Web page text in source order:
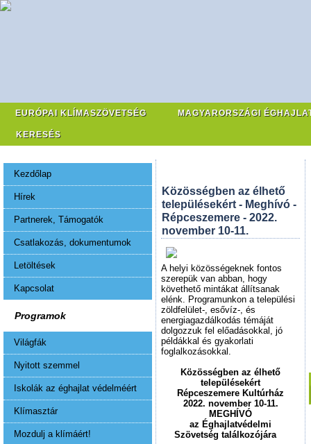
EURÓPAI KLÍMASZÖVETSÉG MAGYARORSZÁGI
KERESÉS
Kezdőlap
Hírek
Partnerek, Támogatók
Csatlakozás, dokumentumok
Letöltések
Kapcsolat
Programok
Világfák
Nyitott szemmel
Iskolák az éghajlat védelméért
Klímasztár
Mozdulj a klímáért!
Közösségben az élhető
településekért - Meghívó -
Répceszemere - 2022.
november 10-11.
A helyi közösségeknek fontos
szerepük van abban, hogy
követhető mintákat állítsanak
elénk. Programunkon a települési
zöldfelület-, esővíz-, és
energiagazdálkodás témáját
dolgozzuk fel előadásokkal, jó
példákkal és gyakorlati
foglalkozásokkal.
Közösségben az élhető
településekért
Répceszemere Kultúrház
2022. november 10-11.
MEGHÍVÓ
az Éghajlatvédelmi
Szövetség találkozójára